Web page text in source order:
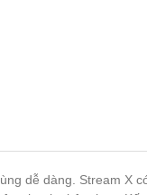
dễ dàng. Stream X